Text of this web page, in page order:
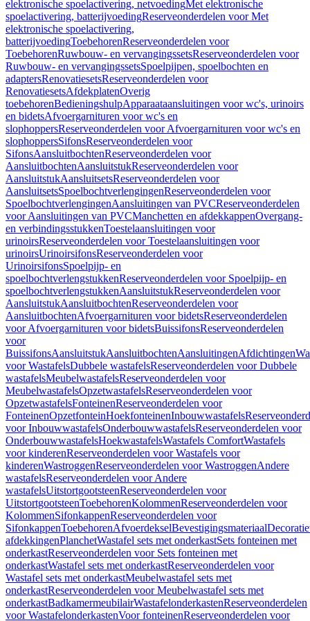
elektronische spoelactivering, netvoedingMet elektronische
spoelactivering, batterijvoedingReserveonderdelen voor Met
elektronische spoelactivering,
batterijvoedingToebehorenReserveonderdelen voor
ToebehorenRuwbouw- en vervangingssetsReserveonderdelen voor
Ruwbouw- en vervangingssetsSpoelpijpen, spoelbochten en
adaptersRenovatiesetsReserveonderdelen voor
RenovatiesetsAfdekplatenOverig
toebehorenBedieningshulpApparaataansluitingen voor wc's, urinoirs
en bidetsAfvoergarnituren voor wc's en
slophoppersReserveonderdelen voor Afvoergarnituren voor wc's en
slophoppersSifonsReserveonderdelen voor
SifonsAansluitbochtenReserveonderdelen voor
AansluitbochtenAansluitstukReserveonderdelen voor
AansluitstukAansluitsetsReserveonderdelen voor
AansluitsetsSpoelbochtverlengingenReserveonderdelen voor
SpoelbochtverlengingenAansluitingen van PVCReserveonderdelen
voor Aansluitingen van PVCManchetten en afdekkappenOvergang-
en verbindingsstukkenToestelaansluitingen voor
urinoirsReserveonderdelen voor Toestelaansluitingen voor
urinoirsUrinoirsifonsReserveonderdelen voor
UrinoirsifonsSpoelpijp- en
spoelbochtverlengstukkenReserveonderdelen voor Spoelpijp- en
spoelbochtverlengstukkenAansluitstukReserveonderdelen voor
AansluitstukAansluitbochtenReserveonderdelen voor
AansluitbochtenAfvoergarnituren voor bidetsReserveonderdelen
voor Afvoergarnituren voor bidetsBuissifonsReserveonderdelen
voor
BuissifonsAansluitstukAansluitbochtenAansluitingenAfdichtingen
voor WastafelsDubbele wastafelsReserveonderdelen voor Dubbele
wastafelsMeubelwastafelsReserveonderdelen voor
MeubelwastafelsOpzetwastafelsReserveonderdelen voor
OpzetwastafelsFonteinenReserveonderdelen voor
FonteinenOpzetfonteinHoekfonteinenInbouwwastafels
voor InbouwwastafelsOnderbouwwastafelsReserveonderdelen voor
OnderbouwwastafelsHoekwastafelsWastafels ComfortWastafels
voor kinderenReserveonderdelen voor Wastafels voor
kinderenWastroggenReserveonderdelen voor WastroggenAndere
wastafelsReserveonderdelen voor Andere
wastafelsUitstortgootsteenReserveonderdelen voor
UitstortgootsteenToebehorenKolommenReserveonderdelen voor
KolommenSifonkappenReserveonderdelen voor
SifonkappenToebehorenAfvoerdekselBevestigingsmateriaal
afdekkingenPlanchetWastafel sets met onderkastSets fonteinen met
onderkastReserveonderdelen voor Sets fonteinen met
onderkastWastafel sets met onderkastReserveonderdelen voor
Wastafel sets met onderkastMeubelwastafel sets met
onderkastReserveonderdelen voor Meubelwastafel sets met
onderkastBadkamermeubilairWastafelonderkastenReserveonderdelen
voor WastafelonderkastenVoor fonteinenReserveonderdelen voor